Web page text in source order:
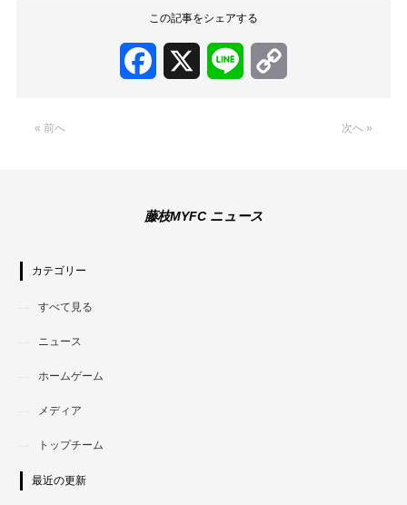
この記事をシェアする
Facebook Line
« 前へ 次へ »
藤枝MYFC ニュース
カテゴリー
すべて見る
ニュース
ホームゲーム
メディア
トップチーム
最近の更新